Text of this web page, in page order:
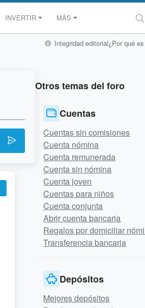
INVERTIR MÁS
Integridad editorial¿Por qué
Otros temas del foro
Cuentas
Cuentas sin comisiones
Cuenta nómina
Cuenta remunerada
Cuenta sin nómina
Cuenta joven
Cuentas para niños
Cuenta conjunta
Abrir cuenta bancaria
Regalos por domiciliar
Transferencia bancaria
Depósitos
Mejores depósitos